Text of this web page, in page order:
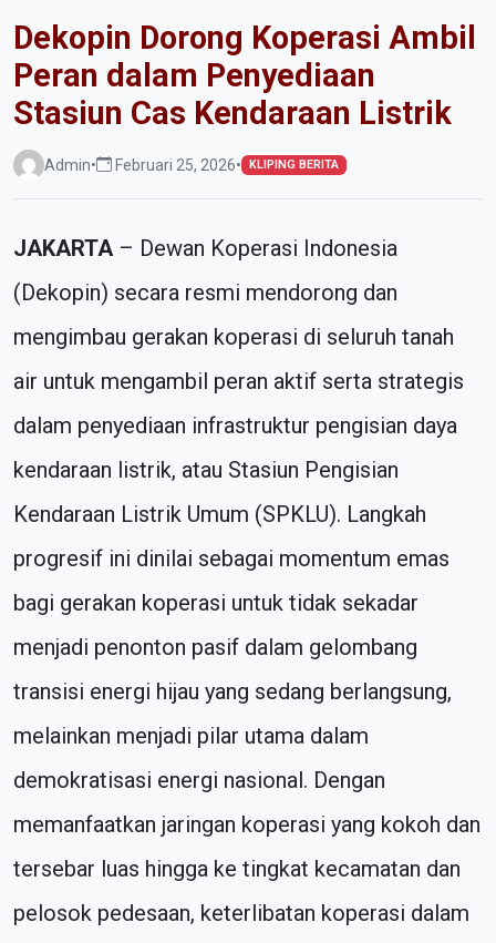
Dekopin Dorong Koperasi Ambil
Peran dalam Penyediaan
Stasiun Cas Kendaraan Listrik
Admin• Februari 25, 2026• KLIPING BERITA
JAKARTA– Dewan Koperasi Indonesia
(Dekopin) secara resmi mendorong dan
mengimbau gerakan koperasi di seluruh tanah
air untuk mengambil peran aktif serta strategis
dalam penyediaan infrastruktur pengisian daya
kendaraan listrik, atau Stasiun Pengisian
Kendaraan Listrik Umum (SPKLU). Langkah
progresif ini dinilai sebagai momentum emas
bagi gerakan koperasi untuk tidak sekadar
menjadi penonton pasif dalam gelombang
transisi energi hijau yang sedang berlangsung,
melainkan menjadi pilar utama dalam
demokratisasi energi nasional. Dengan
memanfaatkan jaringan koperasi yang kokoh dan
tersebar luas hingga ke tingkat kecamatan dan
pelosok pedesaan, keterlibatan koperasi dalam